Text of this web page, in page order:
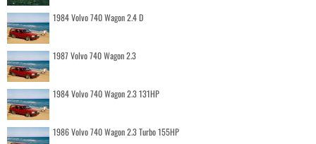
1984 Volvo 740 Wagon 2.4 D
1987 Volvo 740 Wagon 2.3
1984 Volvo 740 Wagon 2.3 131HP
1986 Volvo 740 Wagon 2.3 Turbo 155HP